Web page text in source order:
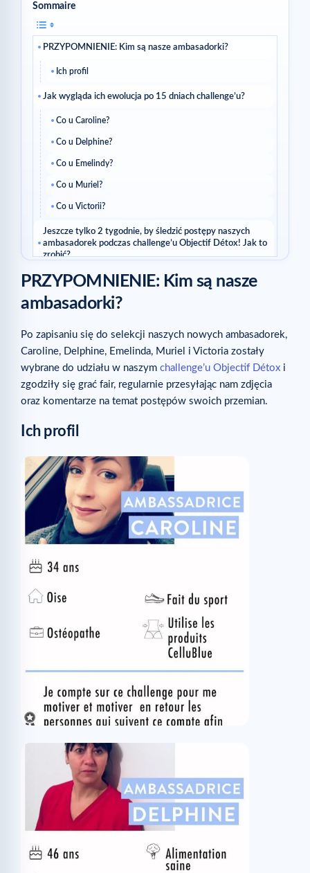
Sommaire
PRZYPOMNIENIE: Kim są nasze ambasadorki?
Ich profil
Jak wygląda ich ewolucja po 15 dniach challenge’u?
Co u Caroline?
Co u Delphine?
Co u Emelindy?
Co u Muriel?
Co u Victorii?
Jeszcze tylko 2 tygodnie, by śledzić postępy naszych
ambasadorek podczas challenge’u Objectif Détox! Jak to
zrobić?
Powiązane artykuły
PRZYPOMNIENIE: Kim są nasze
ambasadorki?
Po zapisaniu się do selekcji naszych nowych ambasadorek,
Caroline, Delphine, Emelinda, Muriel i Victoria zostały
wybrane do udziału w naszym challenge’u Objectif Détox i
zgodziły się grać fair, regularnie przesyłając nam zdjęcia
oraz komentarze na temat postępów swoich przemian.
Ich profil